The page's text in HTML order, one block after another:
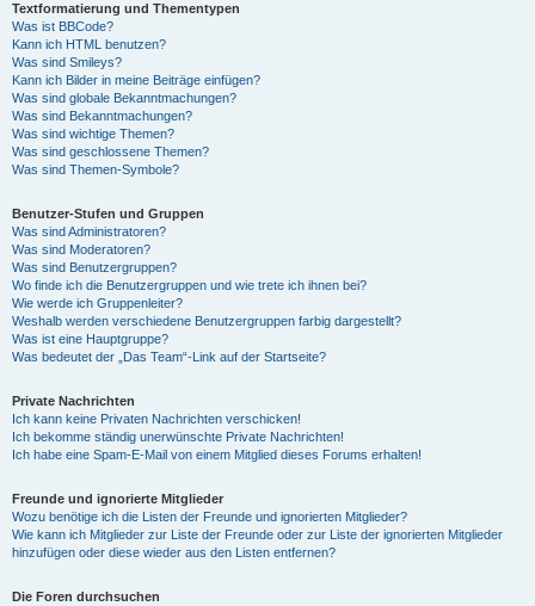
Textformatierung und Thementypen
Was ist BBCode?
Kann ich HTML benutzen?
Was sind Smileys?
Kann ich Bilder in meine Beiträge einfügen?
Was sind globale Bekanntmachungen?
Was sind Bekanntmachungen?
Was sind wichtige Themen?
Was sind geschlossene Themen?
Was sind Themen-Symbole?
Benutzer-Stufen und Gruppen
Was sind Administratoren?
Was sind Moderatoren?
Was sind Benutzergruppen?
Wo finde ich die Benutzergruppen und wie trete ich ihnen bei?
Wie werde ich Gruppenleiter?
Weshalb werden verschiedene Benutzergruppen farbig dargestellt?
Was ist eine Hauptgruppe?
Was bedeutet der „Das Team“-Link auf der Startseite?
Private Nachrichten
Ich kann keine Privaten Nachrichten verschicken!
Ich bekomme ständig unerwünschte Private Nachrichten!
Ich habe eine Spam-E-Mail von einem Mitglied dieses Forums erhalten!
Freunde und ignorierte Mitglieder
Wozu benötige ich die Listen der Freunde und ignorierten Mitglieder?
Wie kann ich Mitglieder zur Liste der Freunde oder zur Liste der ignorierten Mitglieder
hinzufügen oder diese wieder aus den Listen entfernen?
Die Foren durchsuchen